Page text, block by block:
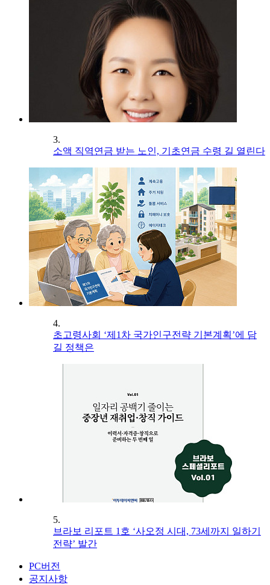
3.
소액 직역연금 받는 노인, 기초연금 수령 길 열린다
4.
초고령사회 ‘제1차 국가인구전략 기본계획’에 담
길 정책은
5.
브라보 리포트 1호 ‘사오정 시대, 73세까지 일하기
전략’ 발간
PC버전
공지사항